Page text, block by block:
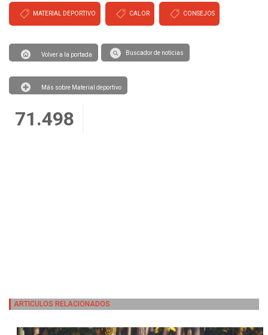
MATERIAL DEPORTIVO CALOR CONSEJOS
Volver a la portada Buscador de noticias
Más sobre Material deportivo
71.498
ARTICULOS RELACIONADOS